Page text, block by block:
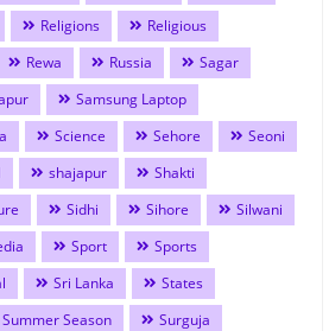
Religions
Religious
Rewa Russia
Sagar
Samsung Laptop
Science Sehore
Seoni
shajapur
Shakti
Sidhi Sihore
Silwani
Sport
Sports
Sri Lanka
States
Summer Season
Surguja